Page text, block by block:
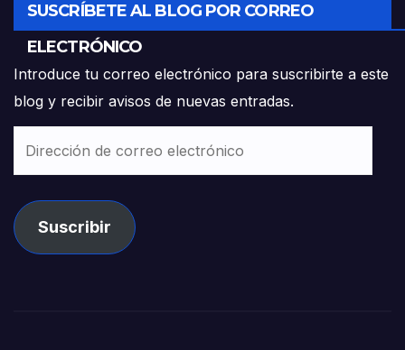
SUSCRÍBETE AL BLOG POR CORREO
ELECTRÓNICO
Introduce tu correo electrónico para suscribirte a este
blog y recibir avisos de nuevas entradas.
electrónico
Suscribir